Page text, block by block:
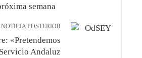
semana
NOTICIA POSTERIOR
«Pretendemos
Andaluz